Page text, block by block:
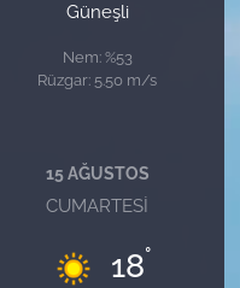
Güneşli
Nem: %53
Rüzgar: 5.50 m/s
15 AĞUSTOS
CUMARTESI
18°